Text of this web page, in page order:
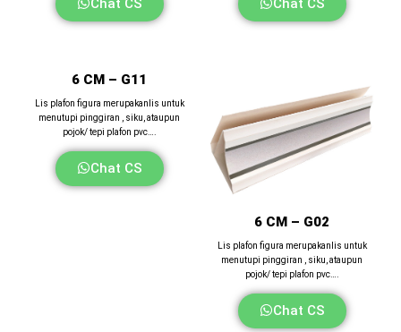
6 CM – G11
Lis plafon figura merupakanlis untuk
menutupi pinggiran , siku, ataupun
pojok/ tepi plafon pvc….
Chat CS
6 CM – G02
Lis plafon figura merupakanlis untuk
menutupi pinggiran , siku, ataupun
pojok/ tepi plafon pvc….
Chat CS